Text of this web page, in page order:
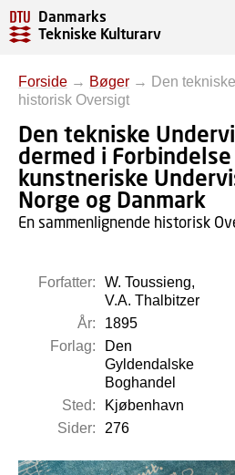
Danmarks
Tekniske Kulturarv
Forside → Bøger → Den
historisk Oversigt
Den tekniske
dermed i
kunstneriske
Norge og Danmark
En sammenlignende historisk
Forfatter:
W. Toussieng,
V.A. Thalbitzer
År:
1895
Forlag:
Den
Gyldendalske
Boghandel
Sted:
Kjøbenhavn
Sider:
276